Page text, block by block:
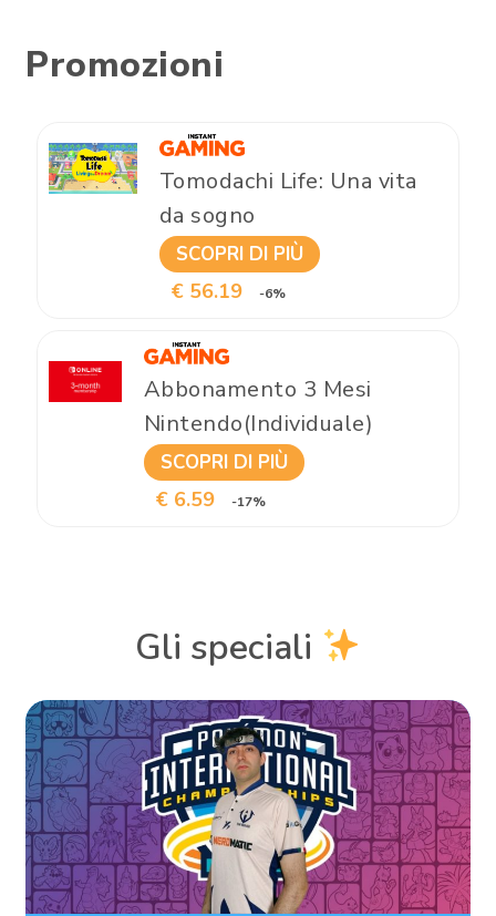
Promozioni
Tomodachi Life: Una vita
da sogno
SCOPRI DI PIÙ
€ 56.19 -6%
Abbonamento 3 Mesi
Nintendo(Individuale)
SCOPRI DI PIÙ
€ 6.59 -17%
Gli speciali